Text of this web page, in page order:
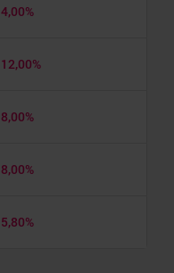
4,00%
12,00%
8,00%
8,00%
5,80%